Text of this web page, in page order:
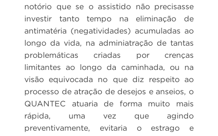
notório que se o assistido não precisasse
investir tanto tempo na eliminação de
antimatéria (negatividades) acumuladas ao
longo da vida, na adminiatração de tantas
problemáticas criadas por crenças
limitantes ao longo da caminhada, ou na
visão equivocada no que diz respeito ao
processo de atração de desejos e anseios, o
QUANTEC atuaria de forma muito mais
rápida, uma vez que agindo
preventivamente, evitaria o estrago e